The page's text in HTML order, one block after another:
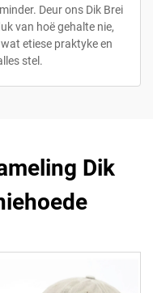
Deur ons Dik Brei
van hoë gehalte nie,
etiese praktyke en
stel.
Dik